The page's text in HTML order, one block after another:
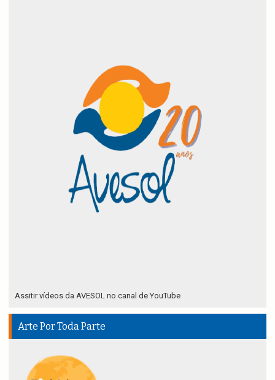
Assitir vídeos da AVESOL no canal de YouTube
Arte Por Toda Parte